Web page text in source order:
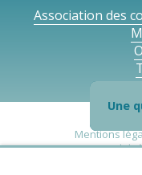
Une
Association des
Mentions